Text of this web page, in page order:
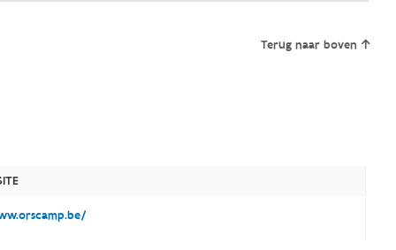
Terug naar boven